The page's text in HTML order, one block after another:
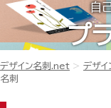
自
プ
デザイン名刺.net デザイ
名刺